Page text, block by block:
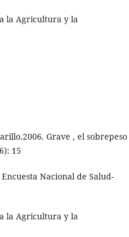
la Agricultura y la
Grave , el sobrepeso
15
Nacional de Salud-
la Agricultura y la